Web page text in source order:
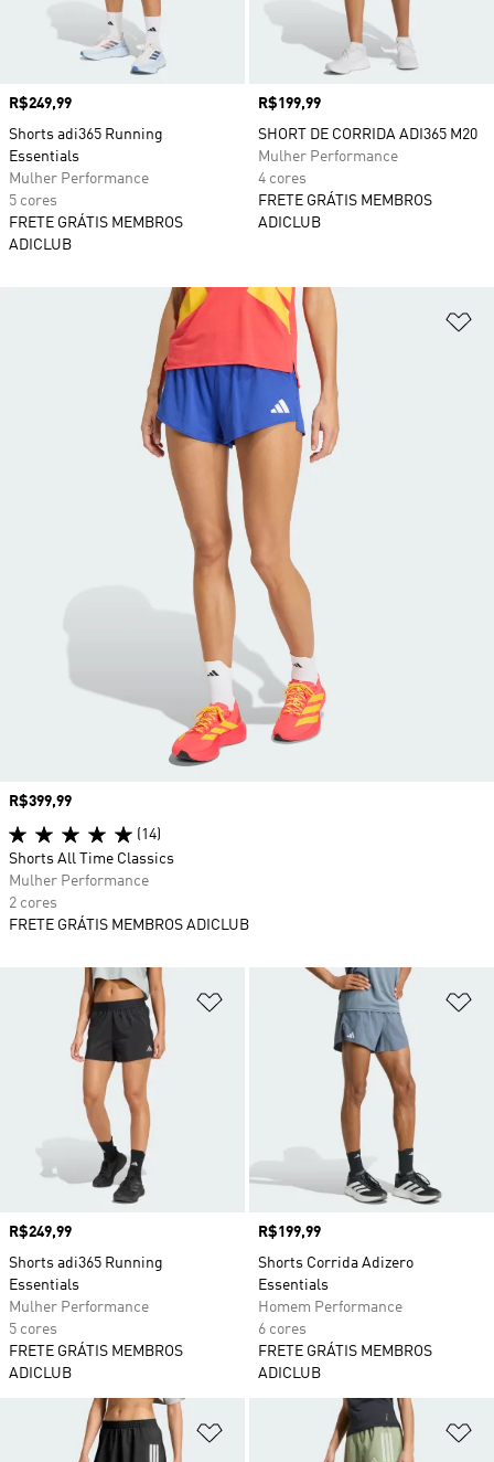
Preço
R$249,99
Shorts adi365 Running
Essentials
Mulher Performance
5 cores
FRETE GRÁTIS MEMBROS
ADICLUB
Preço
R$199,99
SHORT DE CORRIDA ADI365 M20
Mulher Performance
4 cores
FRETE GRÁTIS MEMBROS
ADICLUB
Adicionar à Lista de Desejos
Preço
R$249,99
Shorts adi365 Running
Essentials
Mulher Performance
5 cores
FRETE GRÁTIS MEMBROS
ADICLUB
Preço
R$199,99
Shorts Corrida Adizero
Essentials
Homem Performance
6 cores
FRETE GRÁTIS MEMBROS
ADICLUB
Adicionar à Lista de Desejos
Preço
R$399,99
(14)
Shorts All Time Classics
Mulher Performance
2 cores
FRETE GRÁTIS MEMBROS ADICLUB